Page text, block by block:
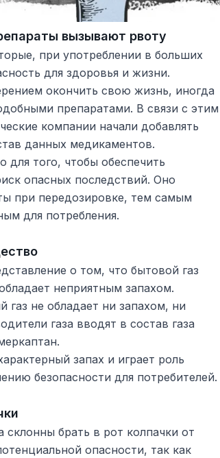
вызывают рвоту
при употреблении в больших
для здоровья и жизни.
окончить свою жизнь, иногда
препаратами. В связи с этим
компании начали добавлять
данных медикаментов.
для того, чтобы обеспечить
опасных последствий. Оно
при передозировке, тем самым
для потребления.
о том, что бытовой газ
неприятным запахом.
не обладает ни запахом, ни
газа вводят в состав газа
запах и играет роль
безопасности для потребителей.
брать в рот колпачки от
опасности, так как